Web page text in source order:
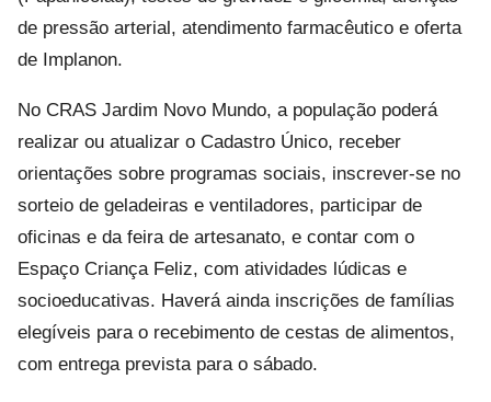
de pressão arterial, atendimento farmacêutico e oferta
de Implanon.
No CRAS Jardim Novo Mundo, a população poderá
realizar ou atualizar o Cadastro Único, receber
orientações sobre programas sociais, inscrever-se no
sorteio de geladeiras e ventiladores, participar de
oficinas e da feira de artesanato, e contar com o
Espaço Criança Feliz, com atividades lúdicas e
socioeducativas. Haverá ainda inscrições de famílias
elegíveis para o recebimento de cestas de alimentos,
com entrega prevista para o sábado.